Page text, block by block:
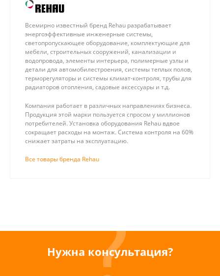
Всемирно известный бренд Rehau разрабатывает
энергоэффективные инженерные системы,
светопропускающее оборудование, комплектующие для
мебели, строительных сооружений, канализации и
водопровода, элементы интерьера, полимерные узлы и
детали для автомобилестроения, системы теплых полов,
терморегуляторы и системы климат-контроля, трубы для
радиаторов отопления, садовые аксессуары и т.д.
Компания работает в различных направлениях бизнеса.
Продукция этой марки пользуется спросом у миллионов
потребителей. Установка оборудования Rehau вдвое
сокращает расходы на монтаж. Система контроля на 60%
снижает затраты на эксплуатацию.
Все товары бренда Rehau
Нужна консультация?